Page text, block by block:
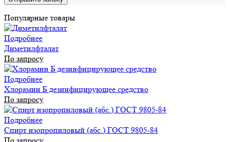
Популярные товары
Подробнее
Диметилфталат
По запросу
Подробнее
Хлорамин Б дезинфицирующее средство
По запросу
Подробнее
Спирт изопропиловый (абс.) ГОСТ 9805-84